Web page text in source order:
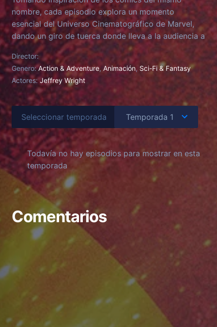
nombre, cada episodio explora un momento
esencial del Universo Cinematográfico de Marvel,
dando un giro de tuerca donde lleva a la audiencia a
un territorio inexplorado, pero familiar.
Director:
Genero: Action & Adventure, Animación, Sci-Fi & Fantasy
Actores: Jeffrey Wright
Seleccionar temporada
Todavía no hay episodios para mostrar en esta
temporada
Comentarios